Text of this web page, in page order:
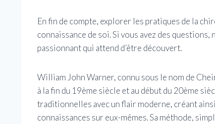
En fin de compte, explorer les pratiques de la
connaissance de soi. Si vous avez des
passionnant qui attend d’être découvert.
William John Warner, connu sous le nom de
à la fin du 19ème siècle et au début du 20ème
traditionnelles avec un flair moderne, créant
connaissances sur eux-mêmes. Sa méthode,